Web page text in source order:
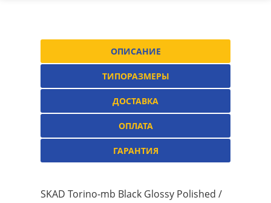
ОПИСАНИЕ
ТИПОРАЗМЕРЫ
ДОСТАВКА
ОПЛАТА
ГАРАНТИЯ
SKAD Torino-mb Black Glossy Polished /